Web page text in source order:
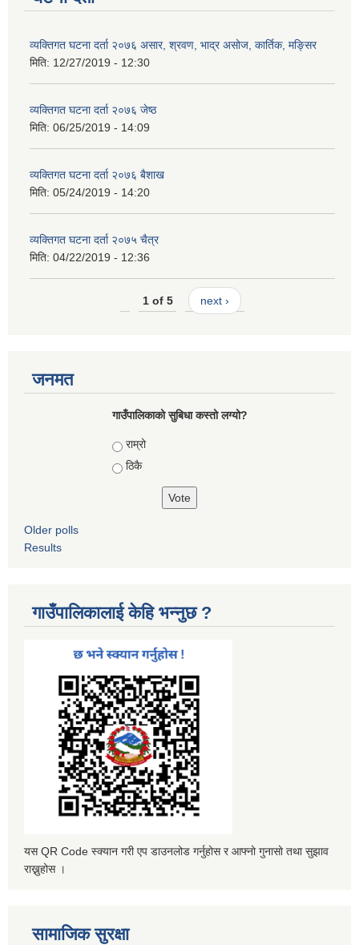
व्यक्तिगत घटना दर्ता २०७६ असार, श्रवण, भाद्र असोज, कार्तिक, मङ्सिर
मिति: 12/27/2019 - 12:30
व्यक्तिगत घटना दर्ता २०७६ जेष्ठ
मिति: 06/25/2019 - 14:09
व्यक्तिगत घटना दर्ता २०७६ बैशाख
मिति: 05/24/2019 - 14:20
व्यक्तिगत घटना दर्ता २०७५ चैत्र
मिति: 04/22/2019 - 12:36
1 of 5 next ›
जनमत
गाउँपालिकाको सुबिधा कस्तो लग्यो?
Choices
राम्रो
ठिकै
Older polls
Results
गाउँपालिकालाई केहि भन्नुछ ?
यस QR Code स्क्यान गरी एप डाउनलोड गर्नुहोस र आफ्नो गुनासो तथा सुझाव
राख्नुहोस ।
सामाजिक सुरक्षा